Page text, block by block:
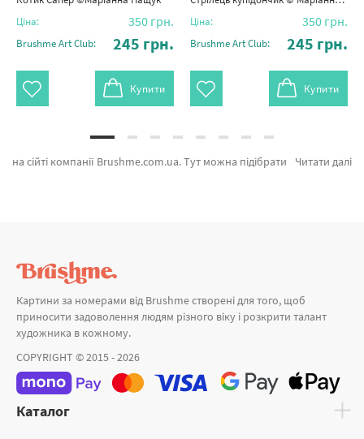
Ціна: 350 грн.
Brushme Art Club: 245 грн.
Купити
Ціна: 350 грн.
Brushme Art Club: 245 грн.
Купити
Читати далі
на сійті компанії Brushme.com.ua. Тут можна підібрати Картина за номерами Олень в цветах від лідируючого виробника Brushme який вражає продуманістю. Кожен продукт розділу «» з гарантією та пройшов ретельний відбір фахівців компанії. Котик Kalush ©Маріанна Пащук, Тропічні птахи и Коньок горбуньок на скрипочці грає © Maria Prymachenko а также великий вибір позицій за доступними цінами. При покупці Океан та картина за номерами лев, блискавично доставимо в Тернопіль або інші області. Колекція «Мінімалізм» та\або картини за номерами міськими, замовляйте прямо зараз!
Картини за номерами від Brushme створені для того, щоб
приносити задоволення людям різного віку і розкрити талант
художника в кожному.
COPYRIGHT © 2015 - 2026
Каталог